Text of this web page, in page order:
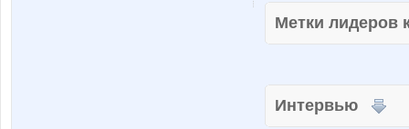
Метки
Интервью